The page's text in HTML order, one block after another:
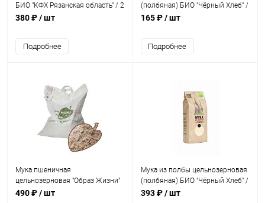
БИО "КФХ Рязанская область" / 2
кг
380 ₽/ шт
Подробнее
(полбяная) БИО "Чёрный Хлеб" /
500 г
165 ₽/ шт
Подробнее
Мука пшеничная
цельнозерновая "Образ Жизни"
Алтайский край / 5 кг
490 ₽/ шт
Мука из полбы цельнозерновая
(полбяная) БИО "Чёрный Хлеб" /
1 кг
393 ₽/ шт